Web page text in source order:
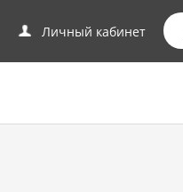
Личный кабинет